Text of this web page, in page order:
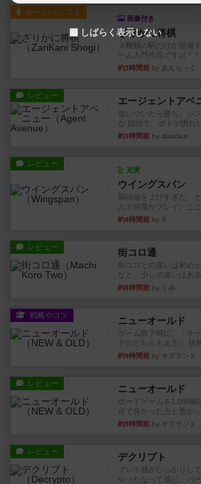
ルール/インスト
画像付き
ざりかに将棋
３種類の駒だけが登場
ーム入門作品です♪(＾＾
約3時間前 by あんちっく
レビュー エージェントアベ
追いついたら勝ち。シ
な 目的で、ボドゲ慣れし
約3時間前 by daisdice
レビュー
充実
ウイングスパン
期待値を上げすぎた、
人で何度かプレイ。ここ
約4時間前 by S
レビュー 街コロ通
街コロとの違いは初め
など、少しの違いはある
約8時間前 by くみ
戦略やコツ ニューオールド
ゲーム終了時に、「オ
ドのどちらもある」 状
約9時間前 by オグランド
レビュー ニューオールド
ボードゲームを1,000個
点で良かった点と悪か...
約9時間前 by オグランド
レビュー デクリプト
プレイ感がしっかりし
やったなって感じ。パー
しばらく表示しない